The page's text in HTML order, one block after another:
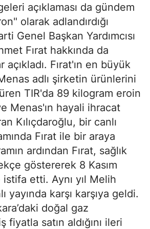
açıklaması da gündem
olarak adlandırdığı
Genel Başkan Yardımcısı
Fırat hakkında da
açıkladı. Fırat'ın en büyük
adlı şirketin ürünlerini
TIR'da 89 kilogram eroin
Menas'ın hayali ihracat
Kılıçdaroğlu, bir canlı
Fırat ile bir araya
ardından Fırat, sağlık
göstererek 8 Kasım
etti. Aynı yıl Melih
yayında karşı karşıya geldi.
doğal gaz
fiyatla satın aldığını ileri